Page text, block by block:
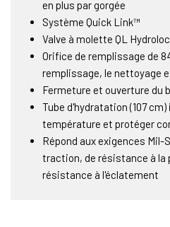
en plus par gorgée
Système Quick Link™
Valve à molette QL
Orifice de remplissage de
remplissage, le nettoyage
Fermeture et ouverture du
Tube d'hydratation (107
température et protéger
Répond aux exigences Mil-
traction, de résistance à la
résistance à l'éclatement